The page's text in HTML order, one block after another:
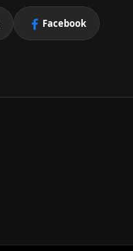
Facebook